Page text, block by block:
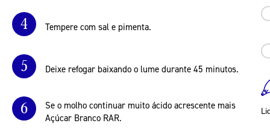
4 Tempere com sal e pimenta.
5 Deixe refogar baixando o lume durante 45 minutos.
6
Se o molho continuar muito ácido acrescente mais
Açúcar Branco RAR.